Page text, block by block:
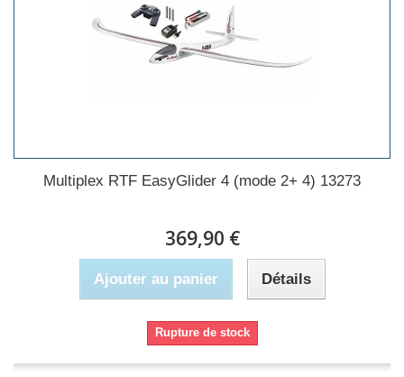
Multiplex RTF EasyGlider 4 (mode 2+ 4) 13273
369,90 €
Ajouter au panier Détails
Rupture de stock